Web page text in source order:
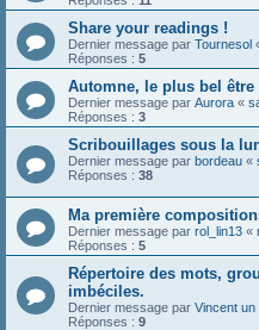
Share your readings !
Dernier message par Tournesol
Réponses : 5
Automne, le plus bel être
Dernier message par Aurora «
Réponses : 3
Scribouillages sous la
Dernier message par bordeau «
Réponses : 38
Ma première
Dernier message par rol_lin13 «
Réponses : 5
Répertoire des mots,
imbéciles.
Dernier message par Vincent un
Réponses : 9